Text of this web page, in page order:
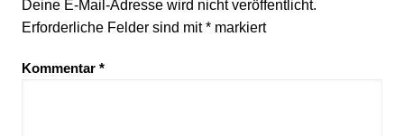
Deine E-Mail-Adresse wird nicht veröffentlicht.
Erforderliche Felder sind mit*markiert
Kommentar *